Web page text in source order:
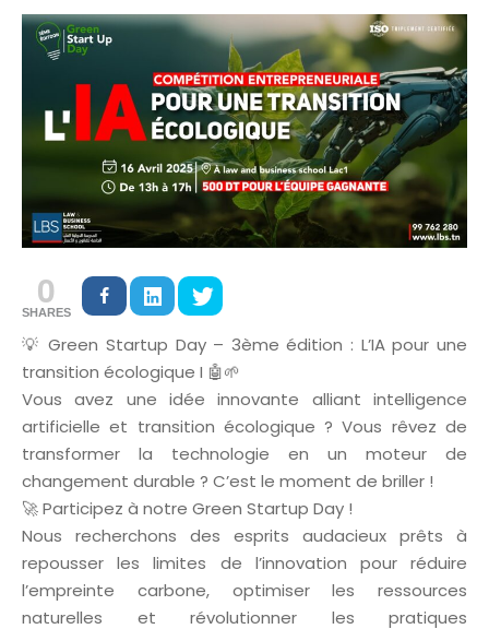
0
SHARES
💡 Green Startup Day – 3ème édition : L’IA pour une
transition écologique I 🤖🌱
Vous avez une idée innovante alliant intelligence
artificielle et transition écologique ? Vous rêvez de
transformer la technologie en un moteur de
changement durable ? C’est le moment de briller !
🚀 Participez à notre Green Startup Day !
Nous recherchons des esprits audacieux prêts à
repousser les limites de l’innovation pour réduire
l’empreinte carbone, optimiser les ressources
naturelles et révolutionner les pratiques